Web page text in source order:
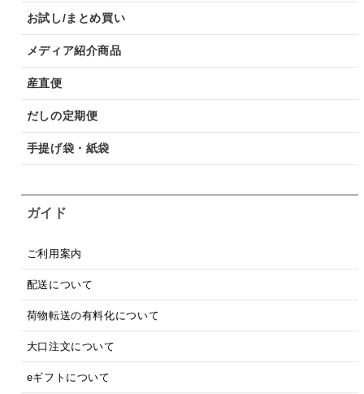
お試し/まとめ買い
メディア紹介商品
産直便
だしの定期便
手提げ袋・紙袋
ガイド
ご利用案内
配送について
荷物転送の有料化について
大口注文について
eギフトについて